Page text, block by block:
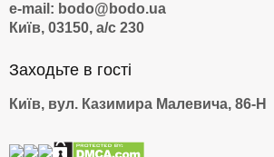
e-mail: bodo@bodo.ua
Київ, 03150, а/с 230
Заходьте в гості
Київ, вул. Казимира Малевича, 86-Н